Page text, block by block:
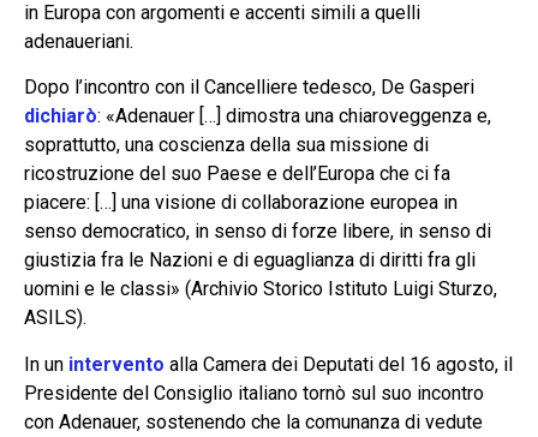
in Europa con argomenti e accenti simili a quelli
adenaueriani.
Dopo l’incontro con il Cancelliere tedesco, De Gasperi
dichiarò: «Adenauer […] dimostra una chiaroveggenza e,
soprattutto, una coscienza della sua missione di
ricostruzione del suo Paese e dell’Europa che ci fa
piacere: […] una visione di collaborazione europea in
senso democratico, in senso di forze libere, in senso di
giustizia fra le Nazioni e di eguaglianza di diritti fra gli
uomini e le classi» (Archivio Storico Istituto Luigi Sturzo,
ASILS).
In un intervento alla Camera dei Deputati del 16 agosto, il
Presidente del Consiglio italiano tornò sul suo incontro
con Adenauer, sostenendo che la comu­nanza di vedute